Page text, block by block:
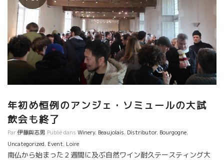
年初め恒例のアンジェ・ソミュールの大試
飲会も終了
Par伊藤與志男 Publié dans Winery, Beaujolais, Distributor, Bourgogne,
Uncategorized, Event, Loire
南仏から始まった２週間に及ぶ自然ワイン耐久テースティング大